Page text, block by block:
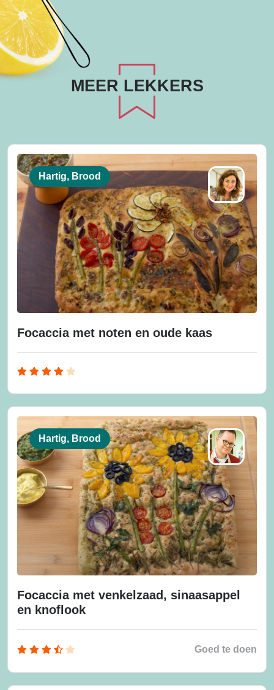
MEER LEKKERS
Hartig, Brood
Focaccia met noten en oude kaas
Hartig, Brood
Focaccia met venkelzaad, sinaasappel
en knoflook
Goed te doen